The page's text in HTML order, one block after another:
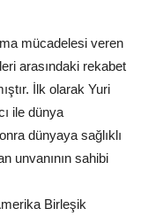
mücadelesi veren
arasındaki rekabet
İlk olarak Yuri
ile dünya
dünyaya sağlıklı
unvanının sahibi
Birleşik